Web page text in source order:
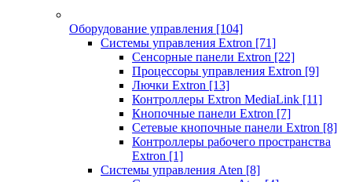
Оборудование управления [104]
Системы управления Extron [71]
Сенсорные панели Extron [22]
Процессоры управления Extron [9]
Лючки Extron [13]
Контроллеры Extron MediaLink [11]
Кнопочные панели Extron [7]
Сетевые кнопочные панели Extron [8]
Контроллеры рабочего пространства
Extron [1]
Системы управления Aten [8]